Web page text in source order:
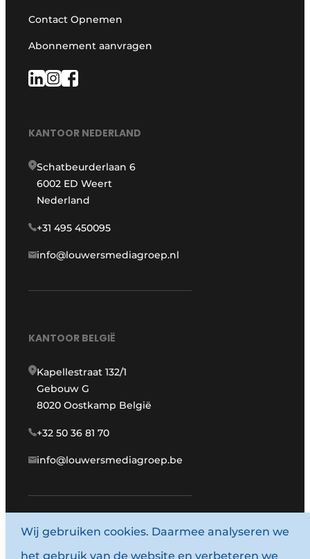
Contact Opnemen
Abonnement aanvragen
KANTOOR NEDERLAND
Schatbeurderlaan 6
6002 ED Weert
Nederland
+31 495 450095
info@louwersmediagroep.nl
KANTOOR BELGIË
Kapellestraat 132/1
Gebouw G
8020 Oostkamp België
+32 50 36 81 70
info@louwersmediagroep.be
www.louwersmediagroep.com
© 1987 - 2026 Louwersmediagroep.
Wij gebruiken cookies. Daarmee analyseren we
het gebruik van de website en verbeteren we